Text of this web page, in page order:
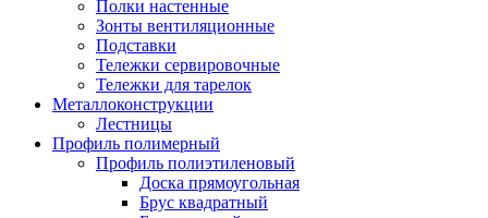
Полки настенные
Зонты вентиляционные
Подставки
Тележки сервировочные
Тележки для тарелок
Металлоконструкции
Лестницы
Профиль полимерный
Профиль полиэтиленовый
Доска прямоугольная
Брус квадратный